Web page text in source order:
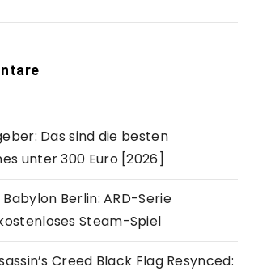
Das sind die besten
unter 300 Euro [2026]
Babylon Berlin: ARD-Serie
Steam-Spiel
Creed Black Flag Resynced: